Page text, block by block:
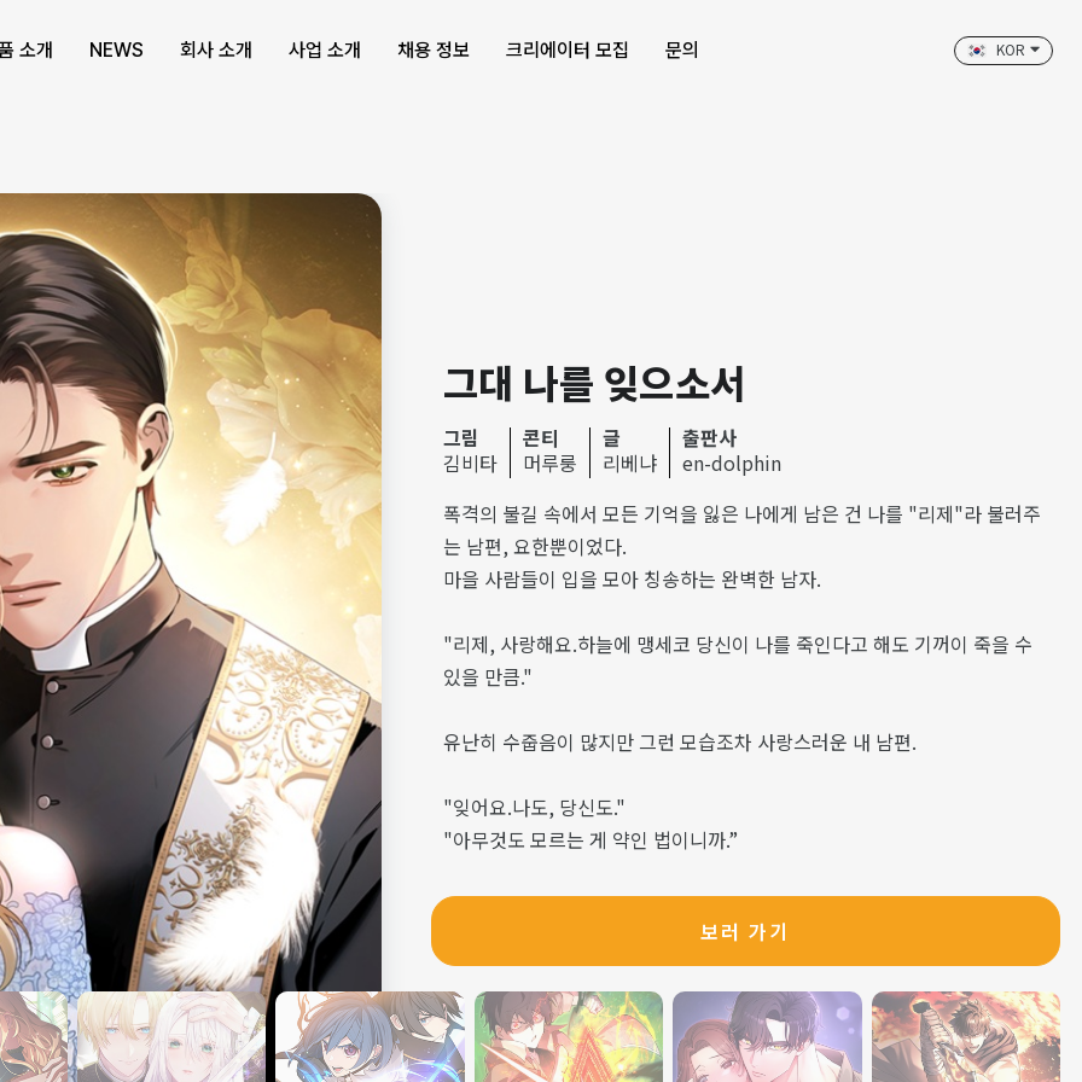
KOR
소개 NEWS 회사 소개 사업 소개 채용 정보 크리에이터 모집 문의
그대 나를 잊으소서
그림
김비타
콘티
머루룽
글
리베냐
출판사
en-dolphin
폭격의 불길 속에서 모든 기억을 잃은 나에게 남은 건 나를 "리제"라 불러주
는 남편, 요한뿐이었다.
마을 사람들이 입을 모아 칭송하는 완벽한 남자.
"리제, 사랑해요.하늘에 맹세코 당신이 나를 죽인다고 해도 기꺼이 죽을 수
있을 만큼."
유난히 수줍음이 많지만 그런 모습조차 사랑스러운 내 남편.
"잊어요.나도, 당신도."
"아무것도 모르는 게 약인 법이니까.”
그래서 믿었다.
그가 이해할 수 없는 행동을 해도 그는 내가 사랑하는, 또 나를 사랑해주는
남자였으니까.
"리제 아이네만, 잘 생각해 봐. 이상하지 않아?"
"요한 레너는 모든 걸 숨기려고 하잖아?"
보러 가기